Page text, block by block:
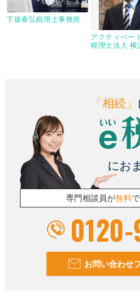
下坂泰弘税理士事務所
アクティベー
税理士法人 横
「相続」
にお
専門相談員が無料
0120-
お問い合わせ